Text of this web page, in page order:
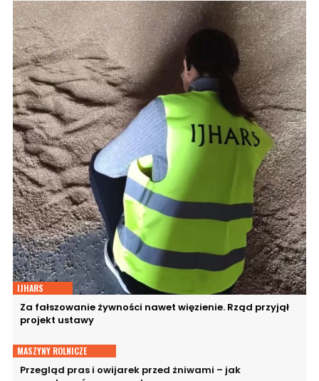
IJHARS
Za fałszowanie żywności nawet więzienie. Rząd przyjął
projekt ustawy
MASZYNY ROLNICZE
Przegląd pras i owijarek przed żniwami – jak